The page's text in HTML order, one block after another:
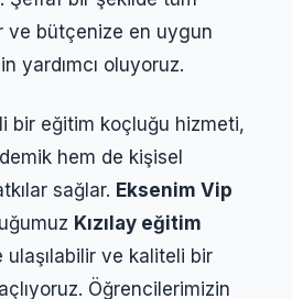
ve bütçenize en uygun
yardımcı oluyoruz.
bir eğitim koçluğu hizmeti,
hem de kişisel
sağlar. Eksenim Vip
Kızılay eğitim
ulaşılabilir ve kaliteli bir
Öğrencilerimizin